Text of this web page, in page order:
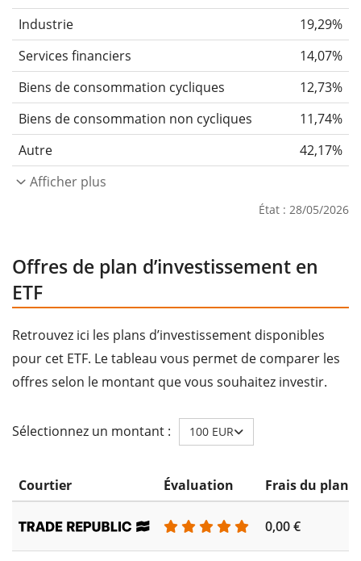
Industrie
19,29%
Services financiers
14,07%
Biens de consommation cycliques
12,73%
Biens de consommation non cycliques
11,74%
Autre
42,17%
Afficher plus
État : 28/05/2026
Offres de plan d’investissement en
ETF
Retrouvez ici les plans d’investissement disponibles
pour cet ETF. Le tableau vous permet de comparer les
offres selon le montant que vous souhaitez investir.
Sélectionnez un montant : 100 EUR
Courtier Évaluation Frais du plan
0,00 €